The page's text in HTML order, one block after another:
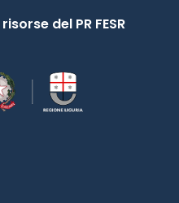
del PR FESR